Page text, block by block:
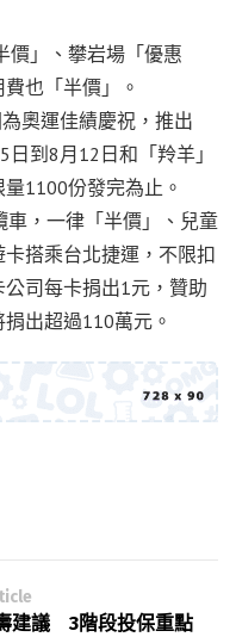
價」、攀岩場「優惠
也「半價」。
奧運佳績慶祝，推出
日到8月12日和「羚羊」
1100份發完為止。
，一律「半價」、兒童
搭乘台北捷運，不限扣
司每卡捐出1元，贊助
出超過110萬元。
建議 3階段投保重點